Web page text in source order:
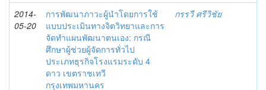
2014-
05-20
การพัฒนาภาวะผู้นำโดยการใช้
แบบประเมินทางจิตวิทยาและการ
จัดทำแผนพัฒนาตนเอง: กรณี
ศึกษาผู้ช่วยผู้จัดการทั่วไป
ประเภทธุรกิจโรงแรมระดับ 4
ดาว เขตราชเทวี
กรุงเทพมหานคร
กรรวี ศรีวิชัย